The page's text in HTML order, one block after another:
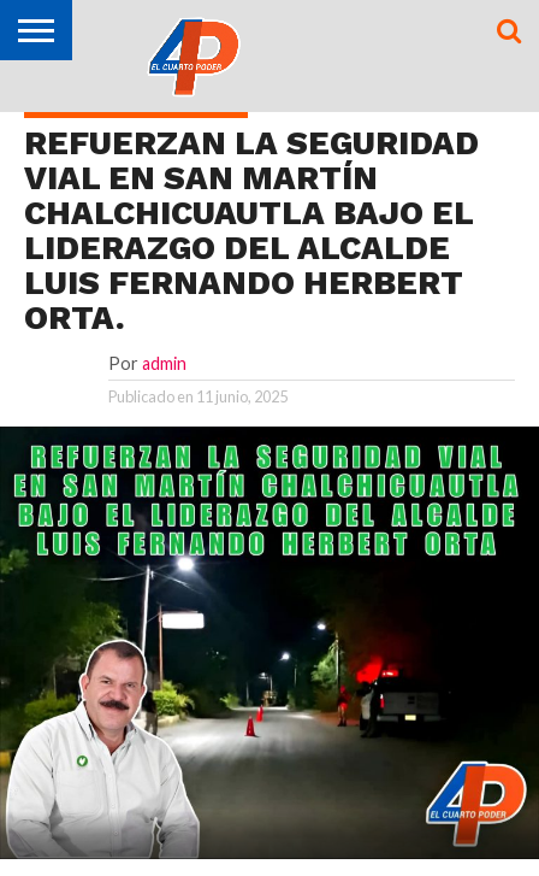
CHALCHICUAUTLA
TERRAZAS
HUASTECA
MEDIA
CENTRO
REFUERZAN LA SEGURIDAD
VIAL EN SAN MARTÍN
CHALCHICUAUTLA BAJO EL
LIDERAZGO DEL ALCALDE
LUIS FERNANDO HERBERT
ORTA.
Por admin
Publicado en 11 junio, 2025